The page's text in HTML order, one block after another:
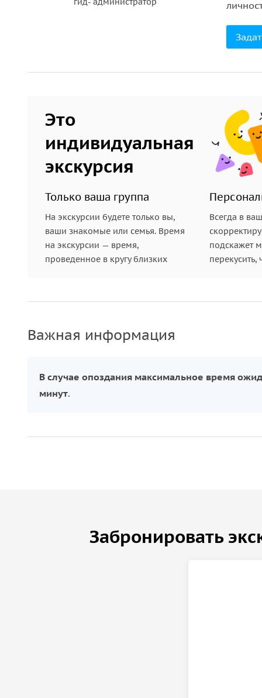
• Угловая Арсенальная башня — тут самый
• Здание исторического музея — ГИМ —
• Монумент, посвященный предводителям
Минину и Пожарскому.
— «верхних торговых рядов».
его сноса.
Это
индивидуальная
экскурсия
Только ваша группа
На экскурсии будете только вы,
ваши знакомые или семья. Время
на экскурсии — время,
проведенное в кругу близких
Всегда в
подскажет
перекусить,
Важная информация
В случае опоздания максимальное время
минут.
Забронировать